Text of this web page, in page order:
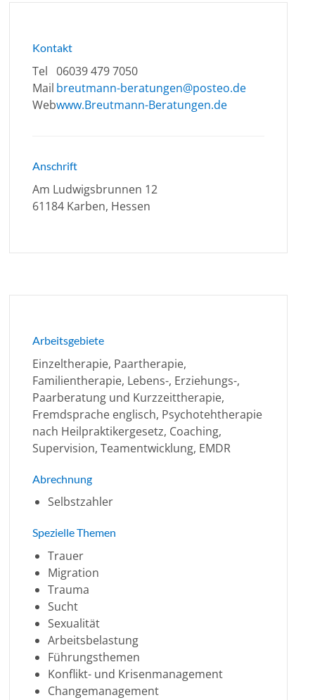
Kontakt
Tel 06039 479 7050
Mail breutmann-beratungen@posteo.de
Webwww.Breutmann-Beratungen.de
Anschrift
Am Ludwigsbrunnen 12
61184 Karben, Hessen
Arbeitsgebiete
Einzeltherapie, Paartherapie,
Familientherapie, Lebens-, Erziehungs-,
Paarberatung und Kurzzeittherapie,
Fremdsprache englisch, Psychotehtherapie
nach Heilpraktikergesetz, Coaching,
Supervision, Teamentwicklung, EMDR
Abrechnung
Selbstzahler
Spezielle Themen
Trauer
Migration
Trauma
Sucht
Sexualität
Arbeitsbelastung
Führungsthemen
Konflikt- und Krisenmanagement
Changemanagement